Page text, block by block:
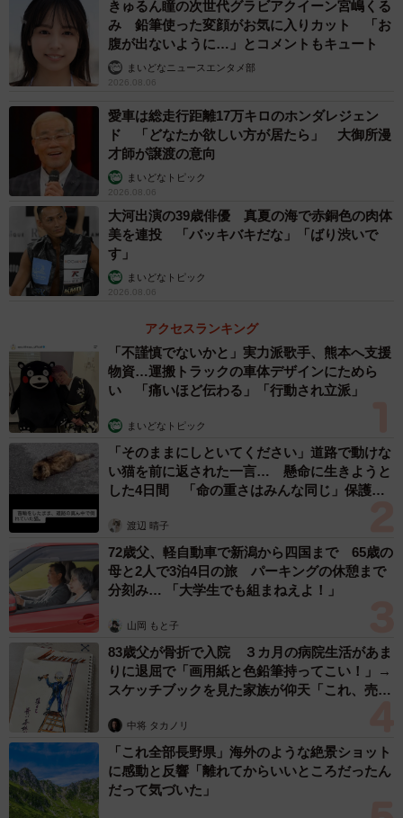
きゅるん瞳の次世代グラビアクイーン宮嶋くる
み 鉛筆使った変顔がお気に入りカット 「お
腹が出ないように…」とコメントもキュート
まいどなニュースエンタメ部
2026.08.06
愛車は総走行距離17万キロのホンダレジェン
ド 「どなたか欲しい方が居たら」 大御所漫
才師が譲渡の意向
まいどなトピック
2026.08.06
大河出演の39歳俳優 真夏の海で赤銅色の肉体
美を連投 「バッキバキだな」「ばり渋いで
す」
まいどなトピック
2026.08.06
アクセスランキング
「不謹慎でないかと」実力派歌手、熊本へ支援
物資…運搬トラックの車体デザインにためら
い 「痛いほど伝わる」「行動され立派」
まいどなトピック
「そのままにしといてください」道路で動けな
い猫を前に返された一言… 懸命に生きようと
した4日間 「命の重さはみんな同じ」保護団
渡辺 晴子
72歳父、軽自動車で新潟から四国まで 65歳の
母と2人で3泊4日の旅 パーキングの休憩まで
分刻み… 「大学生でも組まねえよ！」
山岡 もと子
83歳父が骨折で入院 ３カ月の病院生活があま
りに退屈で「画用紙と色鉛筆持ってこい！」→
スケッチブックを見た家族が仰天「これ、売れ
中将 タカノリ
「これ全部長野県」海外のような絶景ショット
に感動と反響「離れてからいいところだったん
だって気づいた」